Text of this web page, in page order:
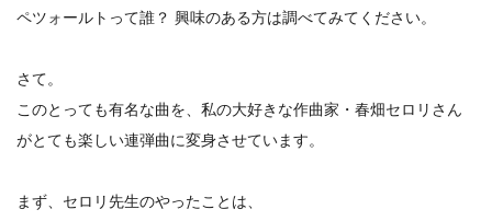
ペツォールトって誰？ 興味のある方は調べてみてください。
さて。
このとっても有名な曲を、私の大好きな作曲家・春畑セロリさん
がとても楽しい連弾曲に変身させています。
まず、セロリ先生のやったことは、